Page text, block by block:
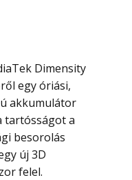
egy óriási,
akkumulátor
tartósságot a
besorolás
új 3D
felel.